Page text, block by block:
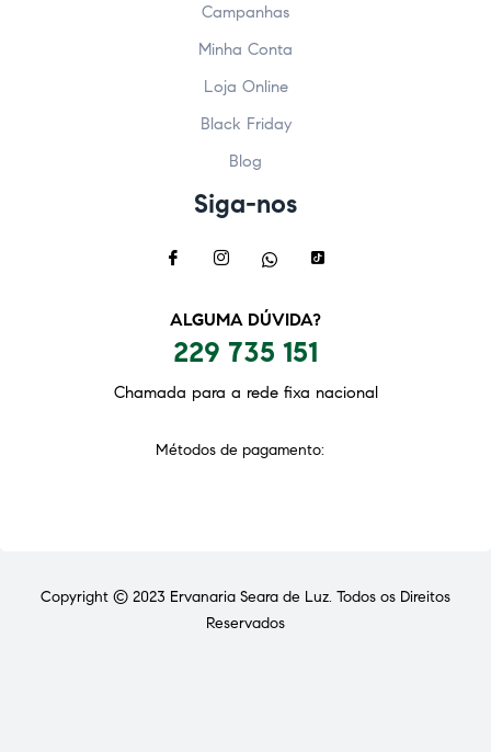
Campanhas
Minha Conta
Loja Online
Black Friday
Blog
Siga-nos
ALGUMA DÚVIDA?
229 735 151
Chamada para a rede fixa nacional
Métodos de pagamento:
Copyright © 2023 Ervanaria Seara de Luz. Todos os Direitos
Reservados